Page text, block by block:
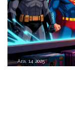
Ara, 14 2025